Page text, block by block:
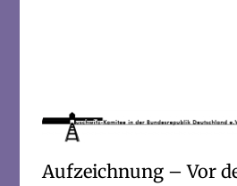
Aufzeichnung – Vor